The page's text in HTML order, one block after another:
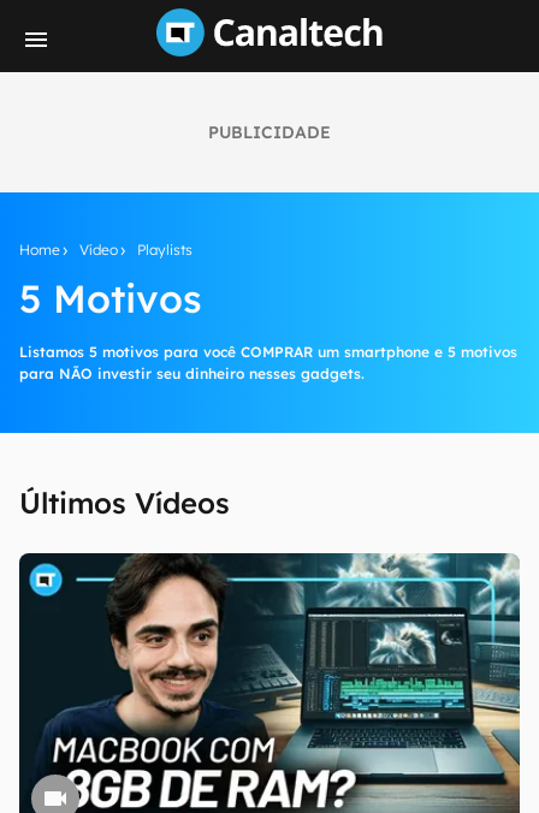
PUBLICIDADE
Home Vídeo Playlists
5 Motivos
Listamos 5 motivos para você COMPRAR um smartphone e 5 motivos
para NÃO investir seu dinheiro nesses gadgets.
Últimos Vídeos